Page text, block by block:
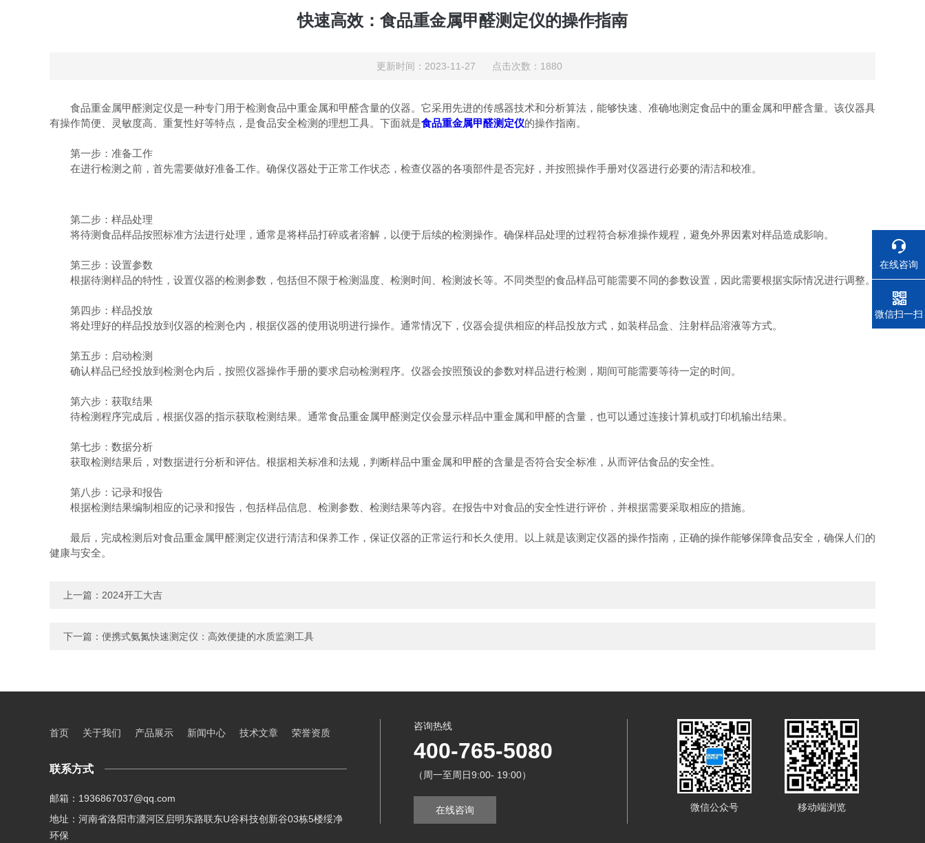
快速高效：食品重金属甲醛测定仪的操作指南
更新时间：2023-11-27 点击次数：1880
食品重金属甲醛测定仪是一种专门用于检测食品中重金属和甲醛含量的仪器。它采用先进的传感器技术和分析算法，能够快速、准确地测定食品中的重金属和甲醛含量。该仪器具
有操作简便、灵敏度高、重复性好等特点，是食品安全检测的理想工具。下面就是食品重金属甲醛测定仪的操作指南。
第一步：准备工作
在进行检测之前，首先需要做好准备工作。确保仪器处于正常工作状态，检查仪器的各项部件是否完好，并按照操作手册对仪器进行必要的清洁和校准。
第二步：样品处理
将待测食品样品按照标准方法进行处理，通常是将样品打碎或者溶解，以便于后续的检测操作。确保样品处理的过程符合标准操作规程，避免外界因素对样品造成影响。
第三步：设置参数
根据待测样品的特性，设置仪器的检测参数，包括但不限于检测温度、检测时间、检测波长等。不同类型的食品样品可能需要不同的参数设置，因此需要根据实际情况进行调整。
第四步：样品投放
将处理好的样品投放到仪器的检测仓内，根据仪器的使用说明进行操作。通常情况下，仪器会提供相应的样品投放方式，如装样品盒、注射样品溶液等方式。
第五步：启动检测
确认样品已经投放到检测仓内后，按照仪器操作手册的要求启动检测程序。仪器会按照预设的参数对样品进行检测，期间可能需要等待一定的时间。
第六步：获取结果
待检测程序完成后，根据仪器的指示获取检测结果。通常食品重金属甲醛测定仪会显示样品中重金属和甲醛的含量，也可以通过连接计算机或打印机输出结果。
第七步：数据分析
获取检测结果后，对数据进行分析和评估。根据相关标准和法规，判断样品中重金属和甲醛的含量是否符合安全标准，从而评估食品的安全性。
第八步：记录和报告
根据检测结果编制相应的记录和报告，包括样品信息、检测参数、检测结果等内容。在报告中对食品的安全性进行评价，并根据需要采取相应的措施。
最后，完成检测后对食品重金属甲醛测定仪进行清洁和保养工作，保证仪器的正常运行和长久使用。以上就是该测定仪器的操作指南，正确的操作能够保障食品安全，确保人们的
健康与安全。
上一篇： 2024开工大吉
下一篇： 便携式氨氮快速测定仪：高效便捷的水质监测工具
首页 关于我们 产品展示 新闻中心 技术文章 荣誉资质
联系方式
邮箱：1936867037@qq.com
地址：河南省洛阳市瀍河区启明东路联东U谷科技创新谷03栋5楼绥净
环保
咨询热线
400-765-5080
（周一至周日9:00- 19:00）
在线咨询 微信公众号 移动端浏览
在线咨询
电话
微信扫一扫